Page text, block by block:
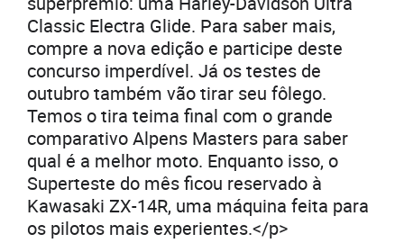
Classic Electra Glide. Para saber mais,
compre a nova edição e participe deste
concurso imperdível. Já os testes de
outubro também vão tirar seu fôlego.
Temos o tira teima final com o grande
comparativo Alpens Masters para saber
qual é a melhor moto. Enquanto isso, o
Superteste do mês ficou reservado à
Kawasaki ZX-14R, uma máquina feita para
os pilotos mais experientes.</p>